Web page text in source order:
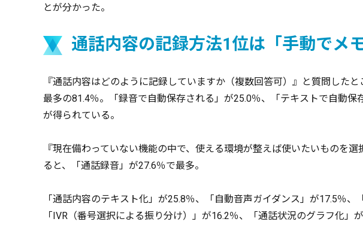
とが分かった。
通話内容の記録方法1位は「手動でメモ
『通話内容はどのように記録していますか（複数回答可）』と質問した
最多の81.4％。「録音で自動保存される」が25.0％、「テキストで自動保
が得られている。
『現在備わっていない機能の中で、使える環境が整えば使いたいものを
ると、「通話録音」が27.6％で最多。
「通話内容のテキスト化」が25.8％、「自動音声ガイダンス」が17.5％、
「IVR（番号選択による振り分け）」が16.2％、「通話状況のグラフ化」